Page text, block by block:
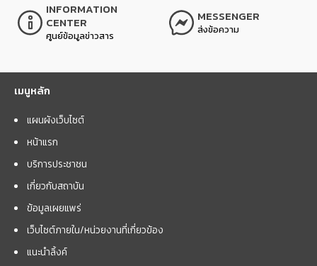
INFORMATION
CENTER
ศูนย์ข้อมูลข่าวสาร
MESSENGER
ส่งข้อความ
เมนูหลัก
แผนผังเว็บไซต์
หน้าแรก
บริการประชาชน
เกี่ยวกับสถาบัน
ข้อมูลเผยแพร่
เว็บไซต์ภายใน/หน่วยงานที่เกี่ยวข้อง
แนะนำลิ้งค์